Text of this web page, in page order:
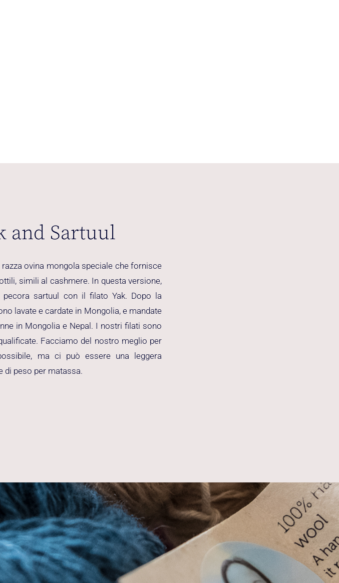
and Sartuul
ovina mongola speciale che fornisce
simili al cashmere. In questa versione,
sartuul con il filato Yak. Dopo la
lavate e cardate in Mongolia, e mandate
in Mongolia e Nepal. I nostri filati sono
Facciamo del nostro meglio per
ma ci può essere una leggera
di peso per matassa.